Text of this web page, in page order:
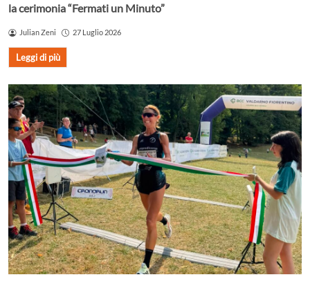
la cerimonia “Fermati un Minuto”
Julian Zeni 27 Luglio 2026
Leggi di più